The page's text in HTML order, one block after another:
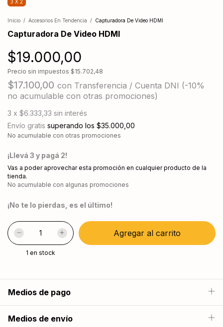
3 X 2
Inicio / Accesorios En Tendencia / Capturadora De Video HDMI
Capturadora De Video HDMI
$19.000,00
Precio sin impuestos $15.702,48
$17.100,00 con Transferencia / Cuenta DNI (-10%
no acumulable con otras promociones)
3 x $6.333,33 sin interés
Envío gratis superando los $35.000,00
No acumulable con otras promociones
¡Llevá 3 y pagá 2!
Vas a poder aprovechar esta promoción en cualquier producto de la
tienda.
No acumulable con algunas promociones
¡No te lo pierdas, es el último!
1 en stock
Medios de pago
Medios de envío